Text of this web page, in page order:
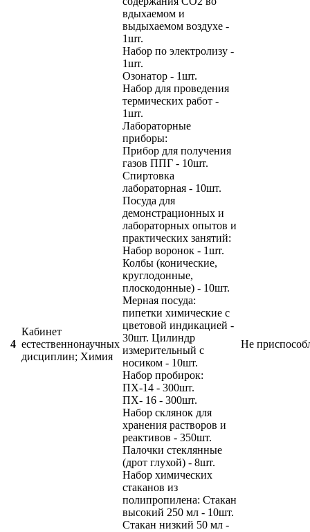
4
Кабинет
естественнонаучных
дисциплин; Химия
вдыхаемом и
выдыхаемом воздухе -
1шт.
Набор по электролизу -
1шт.
Озонатор - 1шт.
Набор для проведения
термических работ -
1шт.
Лабораторные
приборы:
Прибор для получения
газов ППГ - 10шт.
Спиртовка
лабораторная - 10шт.
Посуда для
демонстрационных и
лабораторных опытов и
практических занятий:
Набор воронок - 1шт.
Колбы (конические,
круглодонные,
плоскодонные) - 10шт.
Мерная посуда:
пипетки химические с
цветовой индикацией -
30шт. Цилиндр
измерительный с
носиком - 10шт.
Набор пробирок:
ПХ-14 - 300шт.
ПХ- 16 - 300шт.
Набор склянок для
хранения растворов и
реактивов - 350шт.
Палочки стеклянные
(дрот глухой) - 8шт.
Набор химических
стаканов из
полипропилена: Стакан
высокий 250 мл - 10шт.
Стакан низкий 50 мл -
Не